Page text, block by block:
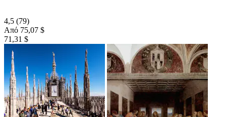
4,5 (79)
Από 75,07 $
71,31 $